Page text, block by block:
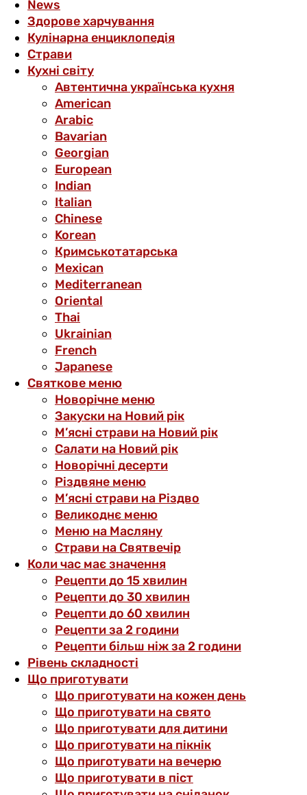
News
Здорове харчування
Кулінарна енциклопедія
Страви
Кухні світу
Автентична українська кухня
American
Arabic
Bavarian
Georgian
European
Indian
Italian
Chinese
Korean
Кримськотатарська
Mexican
Mediterranean
Oriental
Thai
Ukrainian
French
Japanese
Святкове меню
Новорічне меню
Закуски на Новий рік
М’ясні страви на Новий рік
Салати на Новий рік
Новорічні десерти
Різдвяне меню
М’ясні страви на Різдво
Великоднє меню
Меню на Масляну
Страви на Святвечір
Коли час має значення
Рецепти до 15 хвилин
Рецепти до 30 хвилин
Рецепти до 60 хвилин
Рецепти за 2 години
Рецепти більш ніж за 2 години
Рівень складності
Що приготувати
Що приготувати на кожен день
Що приготувати на свято
Що приготувати для дитини
Що приготувати на пікнік
Що приготувати на вечерю
Що приготувати в піст